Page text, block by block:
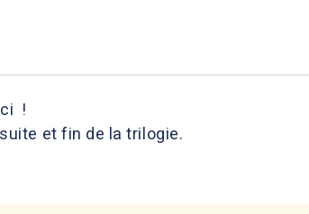
!
et fin de la trilogie.